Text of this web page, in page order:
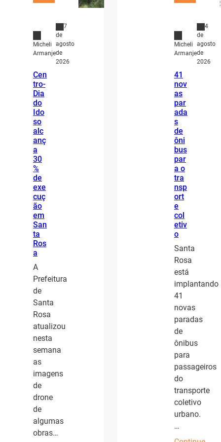
Micheli
Armanje
7
de
agosto
de
2026
Cen
tro-
Dia
do
Ido
so
alc
anç
a
30
%
de
exe
cuç
ão
em
San
ta
Ros
a
A
Prefeitura
de
Santa
Rosa
atualizou
nesta
semana
as
imagens
de
drone
de
algumas
obras…
Micheli
Armanje
4
de
agosto
de
2026
41
nov
as
par
ada
s
de
ôni
bus
par
a o
tra
nsp
ort
e
col
etiv
o
Santa
Rosa
está
implantando
41
novas
paradas
de
ônibus
para
passageiros
do
transporte
coletivo
urbano.
…